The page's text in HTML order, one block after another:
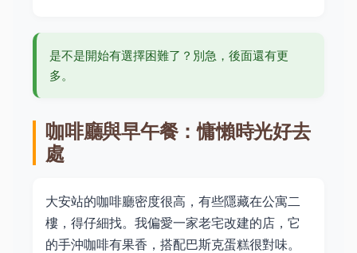
是不是開始有選擇困難了？別急，後面還有更
多。
咖啡廳與早午餐：慵懶時光好去
處
大安站的咖啡廳密度很高，有些隱藏在公寓二
樓，得仔細找。我偏愛一家老宅改建的店，它
的手沖咖啡有果香，搭配巴斯克蛋糕很對味。